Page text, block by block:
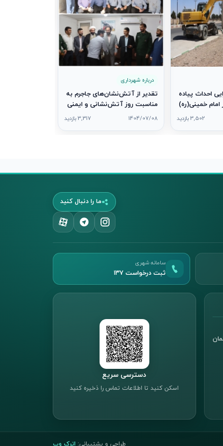
احداث پیاده‌
امام خمینی(ره)
3,502 بازدید
درباره شهرداری
تقدیر از آتش‌نشان‌های جاجرم به
مناسبت روز آتش‌نشانی و ایمنی
1404/07/08 3,317 بازدید
ما را دنبال کنید
سامانه شهری
ثبت درخواست ۱۳۷
دسترسی سریع
اسکن کنید تا اطلاعات تماس را ذخیره کنید
طراحی و پشتیبانی: اترک وب